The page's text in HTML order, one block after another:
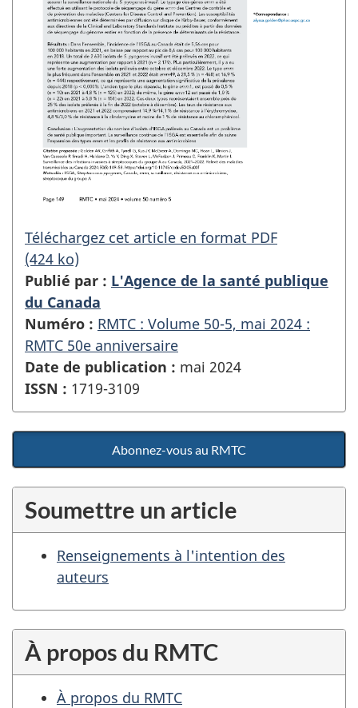
Téléchargez cet article en format PDF
(424 ko)
Publié par : L'Agence de la santé publique
du Canada
Numéro : RMTC : Volume 50-5, mai 2024 :
RMTC 50e anniversaire
Date de publication : mai 2024
ISSN : 1719-3109
Abonnez-vous au RMTC
Soumettre un article
Renseignements à l'intention des
auteurs
À propos du RMTC
À propos du RMTC